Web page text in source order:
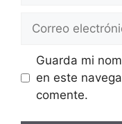
electrónico
Guarda mi
en este
comente.